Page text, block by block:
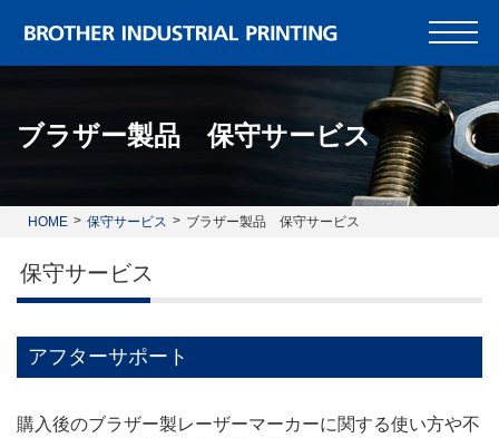
ブラザー製品 保守サービス
HOME 保守サービス ブラザー製品 保守サービス
保守サービス
アフターサポート
購入後のブラザー製レーザーマーカーに関する使い方や不